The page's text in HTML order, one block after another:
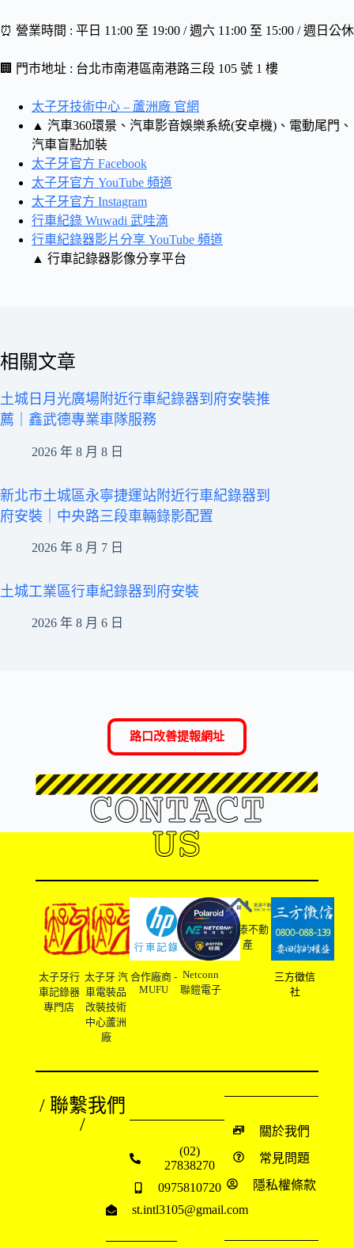
⏰ 營業時間 : 平日 11:00 至 19:00 / 週六 11:00 至 15:00 / 週日公休
🏢 門市地址 : 台北市南港區南港路三段 105 號 1 樓
太子牙技術中心 – 蘆洲廠 官網
▲ 汽車360環景、汽車影音娛樂系統(安卓機)、電動尾門、
汽車盲點加裝
太子牙官方 Facebook
太子牙官方 YouTube 頻道
太子牙官方 Instagram
行車紀錄 Wuwadi 武哇滴
行車紀錄器影片分享 YouTube 頻道
▲ 行車記錄器影像分享平台
相關文章
土城日月光廣場附近行車紀錄器到府安裝推
薦｜鑫武德專業車隊服務
2026 年 8 月 8 日
新北市土城區永寧捷運站附近行車紀錄器到
府安裝｜中央路三段車輛錄影配置
2026 年 8 月 7 日
土城工業區行車紀錄器到府安裝
2026 年 8 月 6 日
路口改善提報網址
CONTACT
US
太子牙行
車記錄器
專門店
太子牙 汽
車電裝品
改裝技術
中心蘆洲
廠
合作廠商 -
MUFU
Netconn
聯鎧電子
友溙不動
產
三方徵信
社
/ 聯繫我們
/
(02)
27838270
0975810720
st.intl3105@gmail.com
關於我們
常見問題
隱私權條款